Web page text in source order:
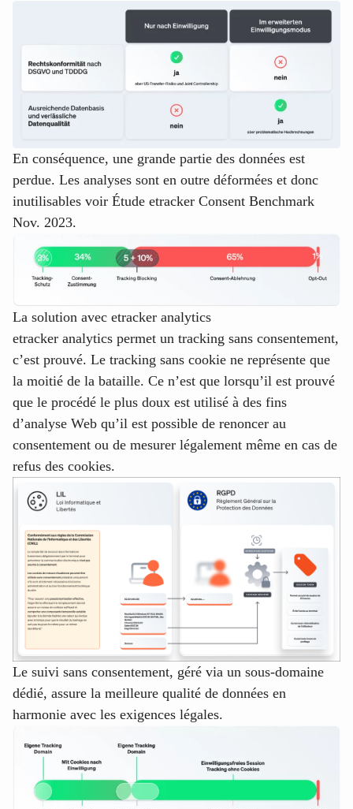
En conséquence, une grande partie des données est
perdue. Les analyses sont en outre déformées et donc
inutilisables voir Étude etracker Consent Benchmark
Nov. 2023.
La solution avec etracker analytics
etracker analytics permet un tracking sans consentement,
c’est prouvé. Le tracking sans cookie ne représente que
la moitié de la bataille. Ce n’est que lorsqu’il est prouvé
que le procédé le plus doux est utilisé à des fins
d’analyse Web qu’il est possible de renoncer au
consentement ou de mesurer légalement même en cas de
refus des cookies.
Le suivi sans consentement, géré via un sous-domaine
dédié, assure la meilleure qualité de données en
harmonie avec les exigences légales.